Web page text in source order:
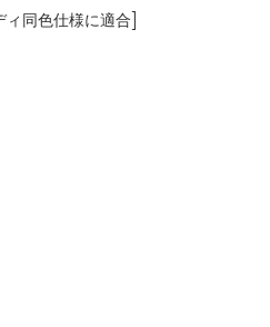
同色仕様に適合]